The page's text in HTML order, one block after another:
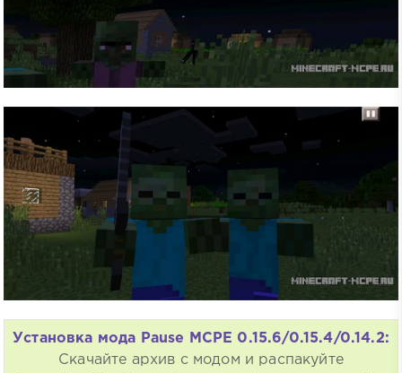
Установка мода Pause MCPE 0.15.6/0.15.4/0.14.2:
Скачайте архив с модом и распакуйте